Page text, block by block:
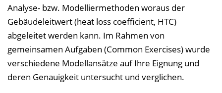
Analyse- bzw. Modelliermethoden woraus der
Gebäudeleitwert (heat loss coefficient, HTC)
abgeleitet werden kann. Im Rahmen von
gemeinsamen Aufgaben (Common Exercises) wurde
verschiedene Modellansätze auf Ihre Eignung und
deren Genauigkeit untersucht und verglichen.